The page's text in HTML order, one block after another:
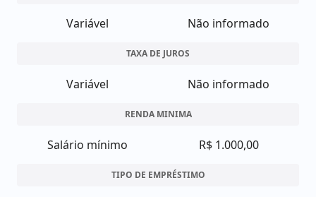
Variável Não informado
TAXA DE JUROS
Variável Não informado
RENDA MINIMA
Salário mínimo R$ 1.000,00
TIPO DE EMPRÉSTIMO